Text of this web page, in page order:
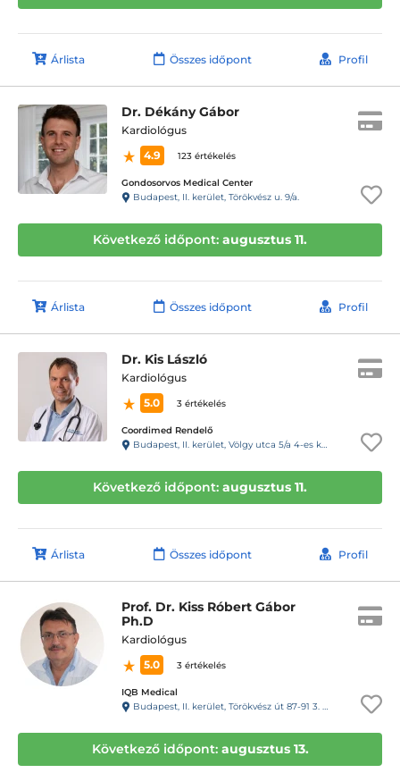
Árlista Összes időpont Profil
Dr. Dékány Gábor
Kardiológus
4.9
123 értékelés
Gondosorvos Medical Center
Budapest, II. kerület, Törökvész u. 9/a.
Következő időpont: augusztus 11.
Árlista Összes időpont Profil
Dr. Kis László
Kardiológus
5.0
3 értékelés
Coordimed Rendelő
Budapest, II. kerület, Völgy utca 5/a 4-es kapucsengő második épület.
Következő időpont: augusztus 11.
Árlista Összes időpont Profil
Prof. Dr. Kiss Róbert Gábor
Ph.D
Kardiológus
5.0
3 értékelés
IQB Medical
Budapest, II. kerület, Törökvész út 87-91 3. emelet 220 (Rózsadomb center a posta mellett)
Következő időpont: augusztus 13.